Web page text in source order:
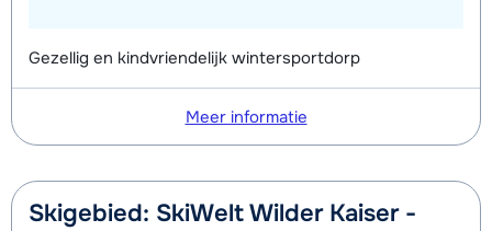
Gezellig en kindvriendelijk wintersportdorp
Meer informatie
Skigebied: SkiWelt Wilder Kaiser -